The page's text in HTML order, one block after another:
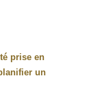
prise en
un